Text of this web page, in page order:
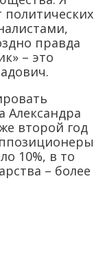
политических
правда
– это
Александра
второй год
10%, в то
– более